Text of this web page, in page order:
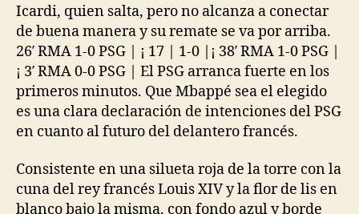
Icardi, quien salta, pero no alcanza a conectar
de buena manera y su remate se va por arriba.
26′ RMA 1-0 PSG | ¡ 17 | 1-0 |¡ 38′ RMA 1-0 PSG |
¡ 3′ RMA 0-0 PSG | El PSG arranca fuerte en los
primeros minutos. Que Mbappé sea el elegido
es una clara declaración de intenciones del PSG
en cuanto al futuro del delantero francés.
Consistente en una silueta roja de la torre con la
cuna del rey francés Louis XIV y la flor de lis en
blanco bajo la misma, con fondo azul y borde